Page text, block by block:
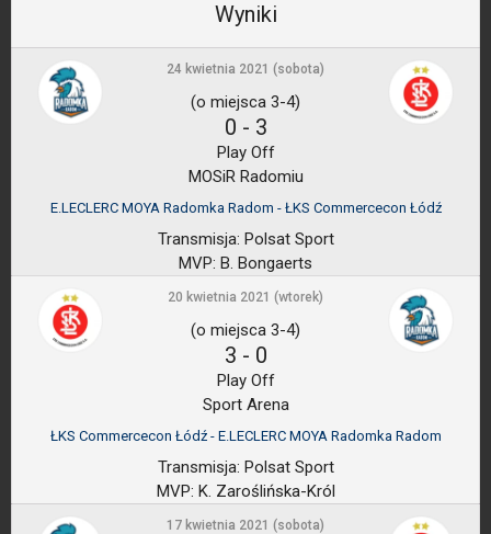
Wyniki
24 kwietnia 2021 (sobota)
(o miejsca 3-4)
0 - 3
Play Off
MOSiR Radomiu
E.LECLERC MOYA Radomka Radom - ŁKS Commercecon Łódź
Transmisja: Polsat Sport
MVP: B. Bongaerts
20 kwietnia 2021 (wtorek)
(o miejsca 3-4)
3 - 0
Play Off
Sport Arena
ŁKS Commercecon Łódź - E.LECLERC MOYA Radomka Radom
Transmisja: Polsat Sport
MVP: K. Zaroślińska-Król
17 kwietnia 2021 (sobota)